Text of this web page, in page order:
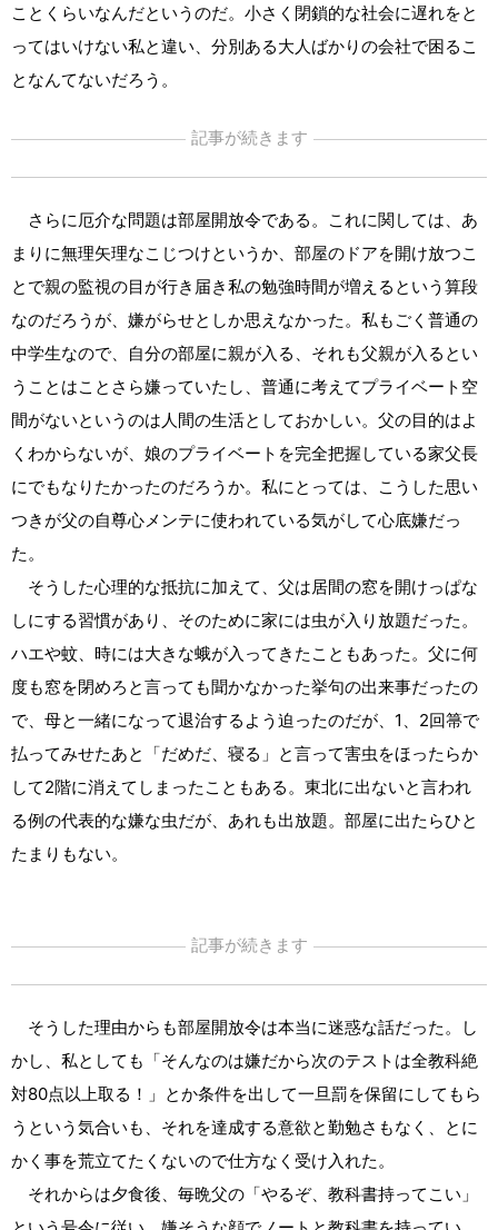
ことくらいなんだというのだ。小さく閉鎖的な社会に遅れをと
ってはいけない私と違い、分別ある大人ばかりの会社で困るこ
となんてないだろう。
記事が続きます
さらに厄介な問題は部屋開放令である。これに関しては、あ
まりに無理矢理なこじつけというか、部屋のドアを開け放つこ
とで親の監視の目が行き届き私の勉強時間が増えるという算段
なのだろうが、嫌がらせとしか思えなかった。私もごく普通の
中学生なので、自分の部屋に親が入る、それも父親が入るとい
うことはことさら嫌っていたし、普通に考えてプライベート空
間がないというのは人間の生活としておかしい。父の目的はよ
くわからないが、娘のプライベートを完全把握している家父長
にでもなりたかったのだろうか。私にとっては、こうした思い
つきが父の自尊心メンテに使われている気がして心底嫌だっ
た。
そうした心理的な抵抗に加えて、父は居間の窓を開けっぱな
しにする習慣があり、そのために家には虫が入り放題だった。
ハエや蚊、時には大きな蛾が入ってきたこともあった。父に何
度も窓を閉めろと言っても聞かなかった挙句の出来事だったの
で、母と一緒になって退治するよう迫ったのだが、1、2回箒で
払ってみせたあと「だめだ、寝る」と言って害虫をほったらか
して2階に消えてしまったこともある。東北に出ないと言われ
る例の代表的な嫌な虫だが、あれも出放題。部屋に出たらひと
たまりもない。
記事が続きます
そうした理由からも部屋開放令は本当に迷惑な話だった。し
かし、私としても「そんなのは嫌だから次のテストは全教科絶
対80点以上取る！」とか条件を出して一旦罰を保留にしてもら
うという気合いも、それを達成する意欲と勤勉さもなく、とに
かく事を荒立てたくないので仕方なく受け入れた。
それからは夕食後、毎晩父の「やるぞ、教科書持ってこい」